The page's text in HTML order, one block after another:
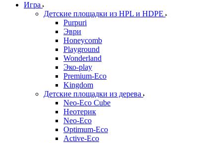
Игра
Детские площадки из HPL и HDPE
Purpuri
Эври
Honeycomb
Playground
Wonderland
Эко-play
Premium-Eco
Kingdom
Детские площадки из дерева
Neo-Eco Cube
Неотерик
Neo-Eco
Оptimum-Еco
Active-Eco